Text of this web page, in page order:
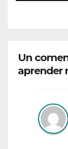
Un
aprender